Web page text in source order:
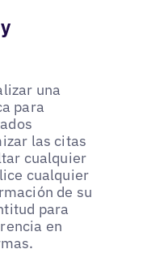
una
para
las citas
cualquier
cualquier
de su
para
en